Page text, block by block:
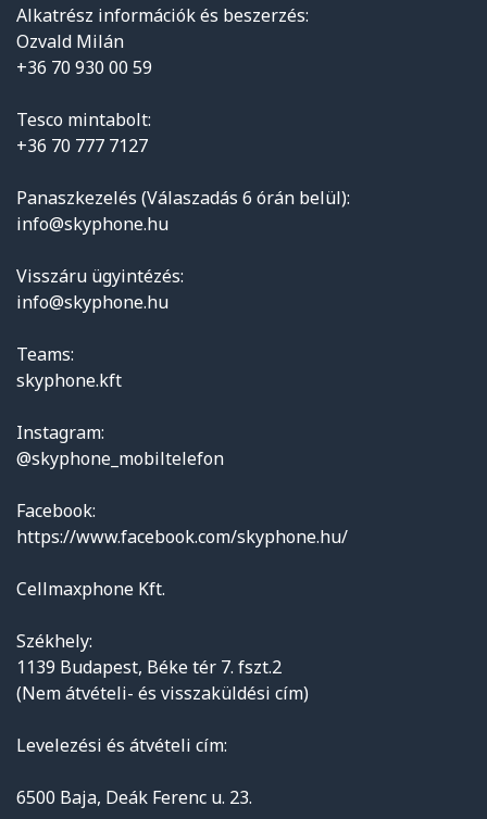
Alkatrész információk és beszerzés:
Ozvald Milán
+36 70 930 00 59
Tesco mintabolt:
+36 70 777 7127
Panaszkezelés (Válaszadás 6 órán belül):
info@skyphone.hu
Visszáru ügyintézés:
info@skyphone.hu
Teams:
skyphone.kft
Instagram:
@skyphone_mobiltelefon
Facebook:
https://www.facebook.com/skyphone.hu/
Cellmaxphone Kft.
Székhely:
1139 Budapest, Béke tér 7. fszt.2
(Nem átvételi- és visszaküldési cím)
Levelezési és átvételi cím:
6500 Baja, Deák Ferenc u. 23.